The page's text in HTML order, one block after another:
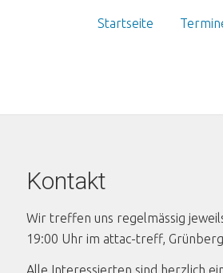
Startseite
Kontakt
Wir treffen uns regelmässig
19:00 Uhr im attac-treff,
Alle Interessierten sind herzlich